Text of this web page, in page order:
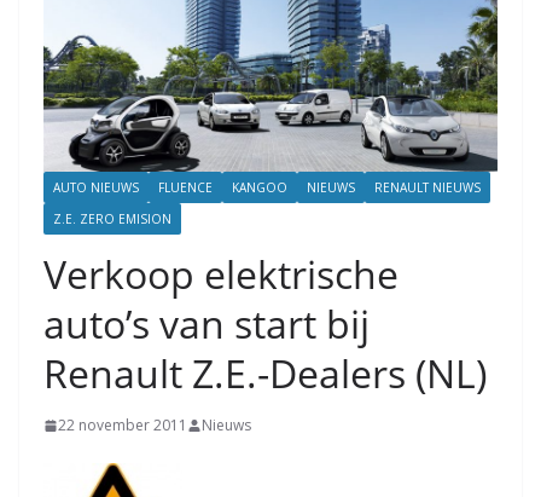
AUTO NIEUWS FLUENCE KANGOO NIEUWS
RENAULT NIEUWS
Z.E. ZERO EMISION
Verkoop elektrische
auto’s van start bij
Renault Z.E.-Dealers (NL)
22 november 2011 Nieuws